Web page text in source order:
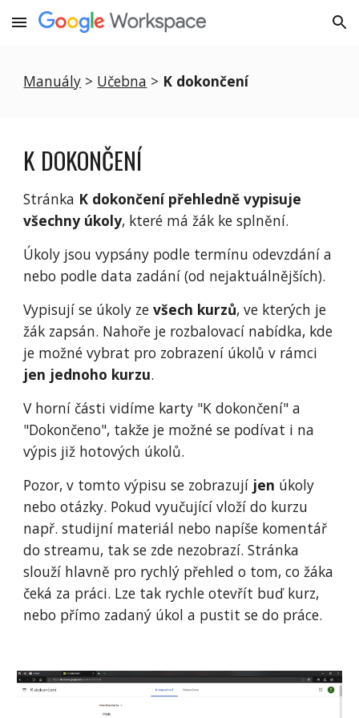
Skip to main content Skip to navigation
Manuály > Učebna > K dokončení
K DOKONČENÍ
Stránka K dokončení přehledně vypisuje
všechny úkoly, které má žák ke splnění.
Úkoly jsou vypsány podle termínu odevzdání a
nebo podle data zadání (od nejaktuálnějších).
Vypisují se úkoly ze všech kurzů, ve kterých je
žák zapsán. Nahoře je rozbalovací nabídka, kde
jen jednoho kurzu.
V horní části vidíme karty "K dokončení" a
"Dokončeno", takže je možné se podívat i na
výpis již hotových úkolů.
Pozor, v tomto výpisu se zobrazují jen úkoly
nebo otázky. Pokud vyučující vloží do kurzu
např. studijní materiál nebo napíše komentář
do streamu, tak se zde nezobrazí. Stránka
slouží hlavně pro rychlý přehled o tom, co žáka
čeká za práci. Lze tak rychle otevřít buď kurz,
nebo přímo zadaný úkol a pustit se do práce.